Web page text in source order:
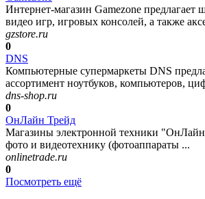
Интернет-магазин Gamezone предлагает
видео игр, игровых консолей, а также
gzstore.ru
0
DNS
Компьютерные супермаркеты DNS
ассортимент ноутбуков, компьютеров,
dns-shop.ru
0
ОнЛайн Трейд
Магазины электронной техники
фото и видеотехнику (фотоаппараты ...
onlinetrade.ru
0
Посмотреть ещё